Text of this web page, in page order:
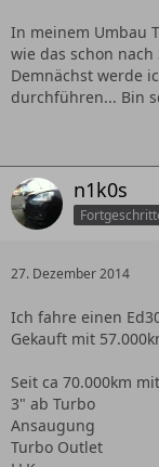
In meinem Umbau
wie das schon
Demnächst werde
durchführen... Bin
n1k0s
27. Dezember 2014
Ich fahre einen
Gekauft mit
Seit ca 70.000km
3" ab Turbo
Ansaugung
Turbo Outlet